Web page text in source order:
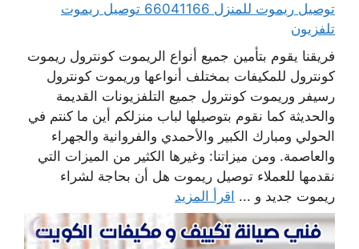
توصيل ريموت للمنزل 66041166 توصيل ريموت
تلفزيون
فريقنا يقوم بتأمين جميع أنواع الريموت كونترول ريموت
كونترول للمكيفات بمختلف أنواعها وريموت كونترول
رسيفر وريموت كونترول جميع التلفزيونات القديمة
والحديثة كما نقوم بتوصيلها لباب منزلكم أين ما كنتم في
الحولي ومبارك الكبير والأحمدي والفروانية والجهراء
والعاصمة. ومن ميزاتنا: وغيرها الكثير من الميزات التي
نقدمها للعملاء توصيل ريموت هل أن بحاجة لشراء
ريموت جديد و ... اقرأ المزيد